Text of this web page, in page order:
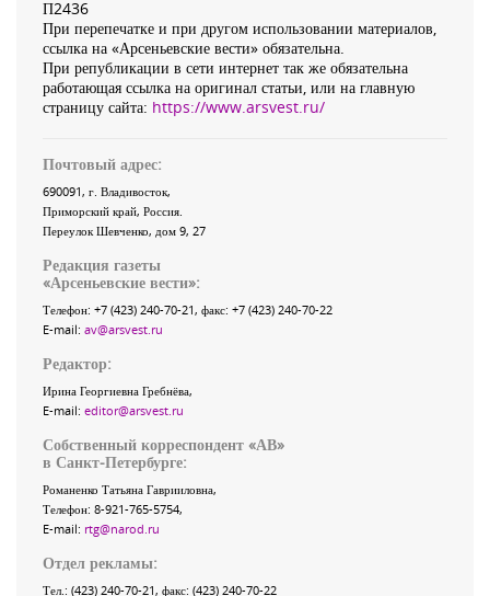
П2436
При перепечатке и при другом использовании материалов,
ссылка на «Арсеньевские вести» обязательна.
При републикации в сети интернет так же обязательна
работающая ссылка на оригинал статьи, или на главную
страницу сайта: https://www.arsvest.ru/
Почтовый адрес:
690091, г. Владивосток,
Приморский край, Россия
Переулок Шевченко, дом 9, 27
Редакция газеты
«Арсеньевские вести»:
Телефон: +7 (423) 240-70-21, факс: +7 (423) 240-70-22
E-mail: av@arsvest.ru
Редактор:
Ирина Георгиевна Гребнёва,
E-mail: editor@arsvest.ru
Собственный корреспондент «АВ»
в Санкт-Петербурге:
Романенко Татьяна Гаврииловна,
Телефон: 8-921-765-5754,
E-mail: rtg@narod.ru
Отдел рекламы:
Тел.: (423) 240-70-21, факс: (423) 240-70-22